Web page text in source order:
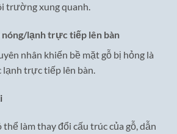
trường xung quanh.
nóng/lạnh trực tiếp lên bàn
nhân khiến bề mặt gỗ bị hỏng là
lạnh trực tiếp lên bàn.
làm thay đổi cấu trúc của gỗ, dẫn